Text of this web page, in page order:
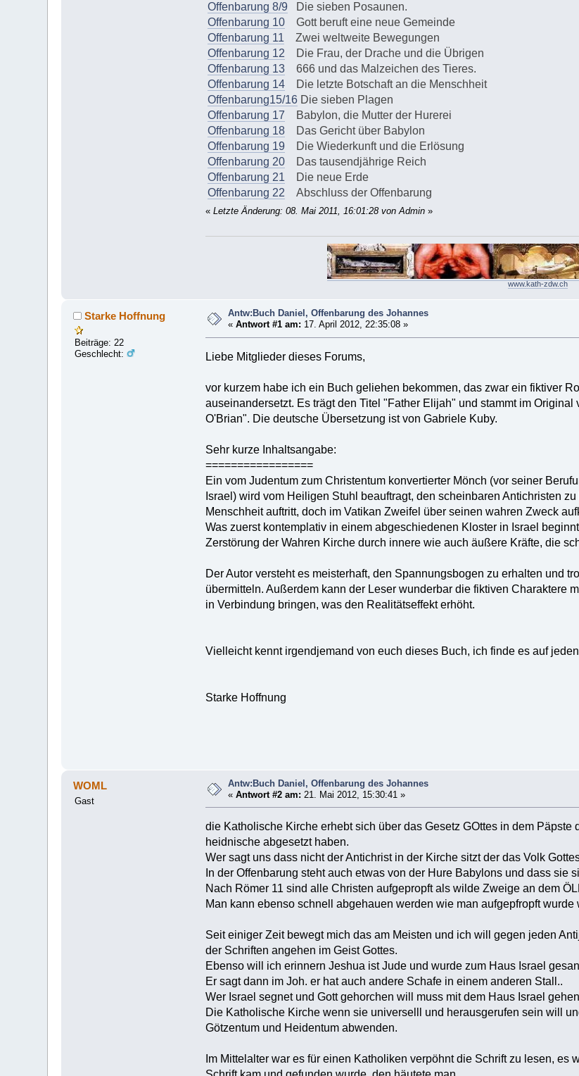
Offenbarung 8/9 Die sieben Posaunen.
Offenbarung 10 Gott beruft eine neue Gemeinde
Offenbarung 11 Zwei weltweite Bewegungen
Offenbarung 12 Die Frau, der Drache und die Übrigen
Offenbarung 13 666 und das Malzeichen des Tieres.
Offenbarung 14 Die letzte Botschaft an die Menschheit
Offenbarung15/16 Die sieben Plagen
Offenbarung 17 Babylon, die Mutter der Hurerei
Offenbarung 18 Das Gericht über Babylon
Offenbarung 19 Die Wiederkunft und die Erlösung
Offenbarung 20 Das tausendjährige Reich
Offenbarung 21 Die neue Erde
Offenbarung 22 Abschluss der Offenbarung
« Letzte Änderung: 08. Mai 2011, 16:01:28 von Admin »
www.kath-zdw.ch
Starke Hoffnung
Beiträge: 22
Geschlecht:
Antw:Buch Daniel, Offenbarung des Johannes
«Antwort #1 am: 17. April 2012, 22:35:08 »
Liebe Mitglieder dieses Forums,
vor kurzem habe ich ein Buch geliehen bekommen, das zwar ein fiktiver
auseinandersetzt. Es trägt den Titel "Father Elijah" und stammt im
O'Brian". Die deutsche Übersetzung ist von Gabriele Kuby.
Sehr kurze Inhaltsangabe:
=================
Ein vom Judentum zum Christentum konvertierter Mönch (vor seiner
Israel) wird vom Heiligen Stuhl beauftragt, den scheinbaren Antichristen
Menschheit auftritt, doch im Vatikan Zweifel über seinen wahren Zweck
Was zuerst kontemplativ in einem abgeschiedenen Kloster in Israel
Zerstörung der Wahren Kirche durch innere wie auch äußere Kräfte, die
Der Autor versteht es meisterhaft, den Spannungsbogen zu erhalten und
übermitteln. Außerdem kann der Leser wunderbar die fiktiven Charaktere
in Verbindung bringen, was den Realitätseffekt erhöht.
Vielleicht kennt irgendjemand von euch dieses Buch, ich finde es auf
Starke Hoffnung
WOML
Gast
Antw:Buch Daniel, Offenbarung des Johannes
«Antwort #2 am: 21. Mai 2012, 15:30:41 »
die Katholische Kirche erhebt sich über das Gesetz GOttes in dem
heidnische abgesetzt haben.
Wer sagt uns dass nicht der Antichrist in der Kirche sitzt der das Volk
In der Offenbarung steht auch etwas von der Hure Babylons und dass sie
Nach Römer 11 sind alle Christen aufgepropft als wilde Zweige an dem
Man kann ebenso schnell abgehauen werden wie man aufgepfropft
Seit einiger Zeit bewegt mich das am Meisten und ich will gegen jeden
der Schriften angehen im Geist Gottes.
Ebenso will ich erinnern Jeshua ist Jude und wurde zum Haus Israel
Er sagt dann im Joh. er hat auch andere Schafe in einem anderen Stall..
Wer Israel segnet und Gott gehorchen will muss mit dem Haus Israel
Die Katholische Kirche wenn sie universelll und herausgerufen sein will
Götzentum und Heidentum abwenden.
Im Mittelalter war es für einen Katholiken verpöhnt die Schrift zu lesen,